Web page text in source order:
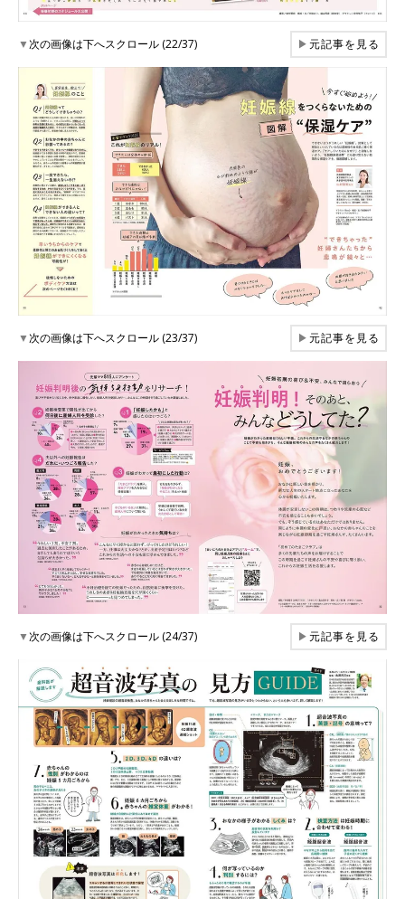
▼次の画像は下へスクロール (22/37) ▶元記事を見る
▼次の画像は下へスクロール (23/37) ▶元記事を見る
▼次の画像は下へスクロール (24/37) ▶元記事を見る